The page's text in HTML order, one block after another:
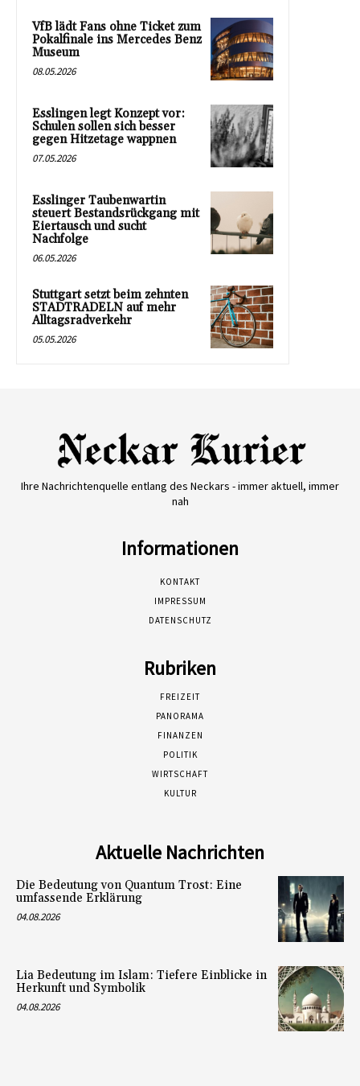
VfB lädt Fans ohne Ticket zum
Pokalfinale ins Mercedes Benz
Museum
08.05.2026
Esslingen legt Konzept vor:
Schulen sollen sich besser
gegen Hitzetage wappnen
07.05.2026
Esslinger Taubenwartin
steuert Bestandsrückgang mit
Eiertausch und sucht
Nachfolge
06.05.2026
Stuttgart setzt beim zehnten
STADTRADELN auf mehr
Alltagsradverkehr
05.05.2026
Ihre Nachrichtenquelle entlang des Neckars - immer aktuell, immer
nah
Informationen
KONTAKT
IMPRESSUM
DATENSCHUTZ
Rubriken
FREIZEIT
PANORAMA
FINANZEN
POLITIK
WIRTSCHAFT
KULTUR
Aktuelle Nachrichten
Die Bedeutung von Quantum Trost: Eine
umfassende Erklärung
04.08.2026
Lia Bedeutung im Islam: Tiefere Einblicke in
Herkunft und Symbolik
04.08.2026